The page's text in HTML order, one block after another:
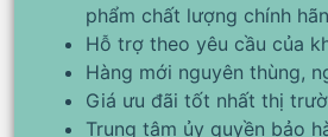
phẩm chất lượng chính
Hỗ trợ theo yêu cầu của
Hàng mới nguyên thùng,
Giá ưu đãi tốt nhất thị
Trung tâm ủy quyền bảo